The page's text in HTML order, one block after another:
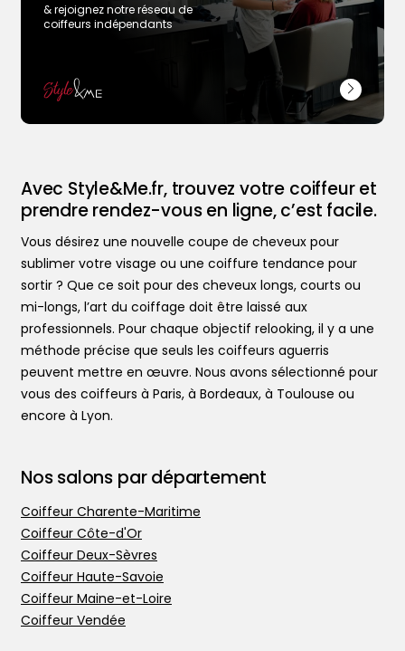
Trouver votre coiffeur
L’application
Ajouter votre salon
& rejoignez notre réseau de
coiffeurs indépendants
Avec Style&Me.fr, trouvez votre coiffeur et
prendre rendez-vous en ligne, c’est facile.
Vous désirez une nouvelle coupe de cheveux pour
sublimer votre visage ou une coiffure tendance pour
sortir ? Que ce soit pour des cheveux longs, courts ou
mi-longs, l’art du coiffage doit être laissé aux
professionnels. Pour chaque objectif relooking, il y a une
méthode précise que seuls les coiffeurs aguerris
peuvent mettre en œuvre. Nous avons sélectionné pour
vous des coiffeurs à Paris, à Bordeaux, à Toulouse ou
encore à Lyon.
Nos salons par département
Coiffeur Charente-Maritime
Coiffeur Côte-d'Or
Coiffeur Deux-Sèvres
Coiffeur Haute-Savoie
Coiffeur Maine-et-Loire
Coiffeur Vendée